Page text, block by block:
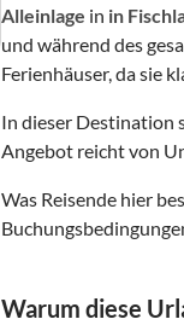
Alleinlage in in
und während des
Ferienhäuser, da sie
In dieser Destination
Angebot reicht von
Was Reisende hier
Warum diese